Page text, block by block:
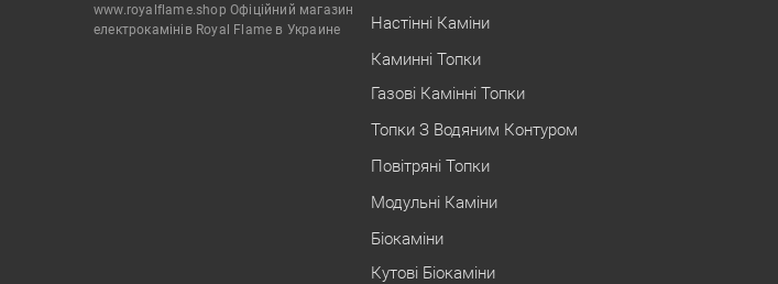
www.royalflame.shop Офіційний магазин
електрокамінів Royal Flame в Украине
Настінні Каміни
Каминні Топки
Газові Камінні Топки
Топки З Водяним Контуром
Повітряні Топки
Модульні Каміни
Біокаміни
Кутові Біокаміни